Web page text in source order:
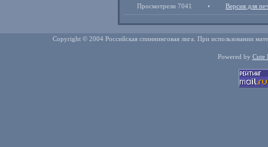
Просмотрели 7041 • Версия для
Copyright © 2004 Российская спиннинговая лига. При использовании
Powered by Cute